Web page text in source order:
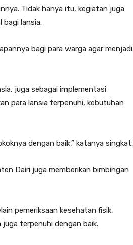
Tidak hanya itu, kegiatan juga
lansia.
bagi para warga agar menjadi
juga sebagai implementasi
para lansia terpenuhi, kebutuhan
dengan baik,” katanya singkat.
Dairi juga memberikan bimbingan
pemeriksaan kesehatan fisik,
terpenuhi dengan baik.